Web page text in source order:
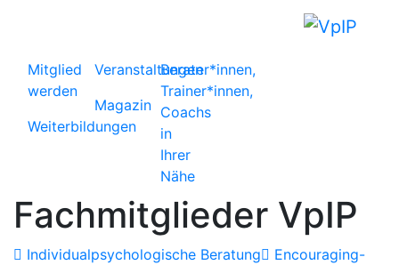
Mitglied
werden
Weiterbildungen
Veranstaltungen
Magazin
Berater*innen,
Trainer*innen,
Coachs
in
Ihrer
Nähe
Fachmitglieder VpIP
Individualpsychologische Beratung
Encouraging-